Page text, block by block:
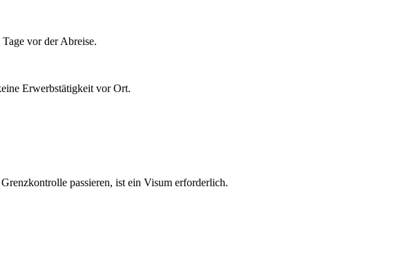
vor der Abreise.
Erwerbstätigkeit vor Ort.
passieren, ist ein Visum erforderlich.